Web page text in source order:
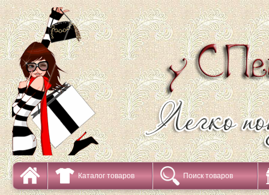
Каталог товаров Поиск товаров